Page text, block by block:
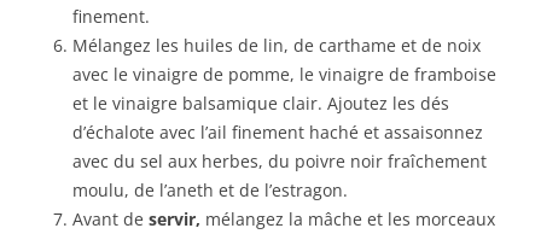
finement.
Mélangez les huiles de lin, de carthame et de noix
avec le vinaigre de pomme, le vinaigre de framboise
et le vinaigre balsamique clair. Ajoutez les dés
d’échalote avec l’ail finement haché et assaisonnez
avec du sel aux herbes, du poivre noir fraîchement
moulu, de l’aneth et de l’estragon.
Avant de servir, mélangez la mâche et les morceaux